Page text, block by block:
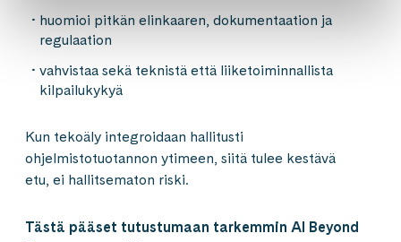
huomioi pitkän elinkaaren, dokumentaation ja
regulaation
vahvistaa sekä teknistä että liiketoiminnallista
kilpailukykyä
Kun tekoäly integroidaan hallitusti
ohjelmistotuotannon ytimeen, siitä tulee kestävä
etu, ei hallitsematon riski.
Tästä pääset tutustumaan tarkemmin AI Beyond